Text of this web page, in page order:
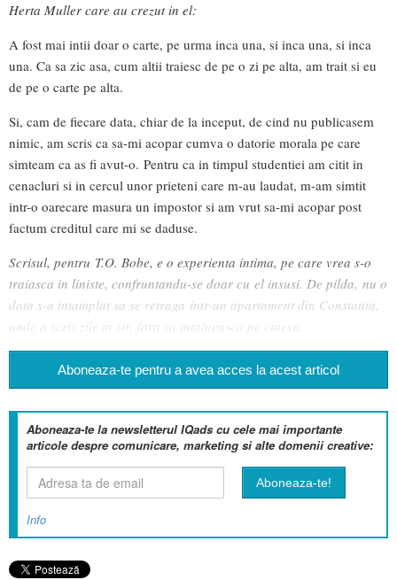
Herta Muller care au crezut in el:
A fost mai intii doar o carte, pe urma inca una, si inca una, si inca
una. Ca sa zic asa, cum altii traiesc de pe o zi pe alta, am trait si eu
de pe o carte pe alta.
Si, cam de fiecare data, chiar de la inceput, de cind nu publicasem
nimic, am scris ca sa-mi acopar cumva o datorie morala pe care
simteam ca as fi avut-o. Pentru ca in timpul studentiei am citit in
cenacluri si in cercul unor prieteni care m-au laudat, m-am simtit
intr-o oarecare masura un impostor si am vrut sa-mi acopar post
factum creditul care mi se daduse.
Scrisul, pentru T.O. Bobe, e o experienta intima, pe care vrea s-o
traiasca in liniste, confruntandu-se doar cu el insusi. De pilda, nu o
data s-a intamplat sa se retraga intr-un apartament din Constanta,
unde a scris zile in sir, fara sa intalneasca pe cineva.
Aboneaza-te pentru a avea acces la acest articol
Aboneaza-te la newsletterul IQads cu cele mai importante
articole despre comunicare, marketing si alte domenii creative:
Info